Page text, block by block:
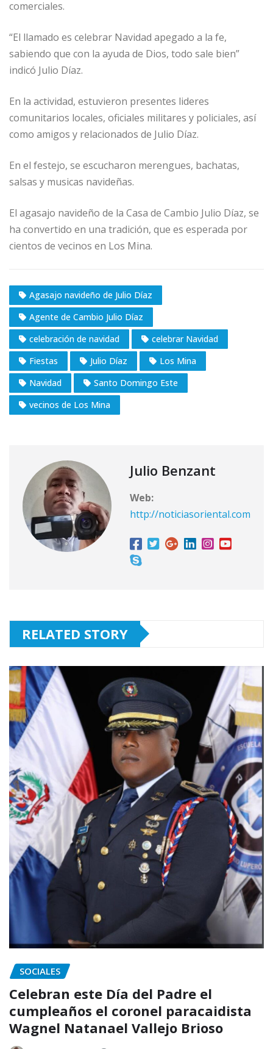
comerciales.
“El llamado es celebrar Navidad apegado a la fe,
sabiendo que con la ayuda de Dios, todo sale bien”
indicó Julio Díaz.
En la actividad, estuvieron presentes lideres
comunitarios locales, oficiales militares y policiales, así
como amigos y relacionados de Julio Díaz.
En el festejo, se escucharon merengues, bachatas,
salsas y musicas navideñas.
El agasajo navideño de la Casa de Cambio Julio Díaz, se
ha convertido en una tradición, que es esperada por
cientos de vecinos en Los Mina.
Agasajo navideño de Julio Díaz
Agente de Cambio Julio Díaz
celebración de navidad
celebrar Navidad
Fiestas
Julio Díaz
Los Mina
Navidad
Santo Domingo Este
vecinos de Los Mina
Julio Benzant
Web:
http://noticiasoriental.com
RELATED STORY
SOCIALES
Celebran este Día del Padre el
cumpleaños el coronel paracaidista
Wagnel Natanael Vallejo Brioso